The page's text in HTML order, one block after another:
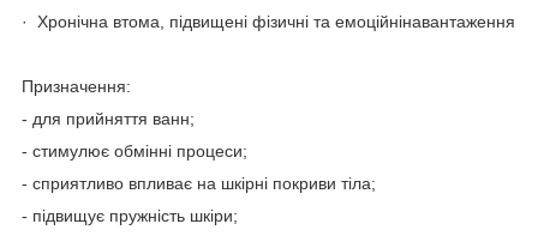
· Хронічна втома, підвищені фізичні та емоційнінавантаження
Призначення:
- для прийняття ванн;
- стимулює обмінні процеси;
- сприятливо впливає на шкірні покриви тіла;
- підвищує пружність шкіри;